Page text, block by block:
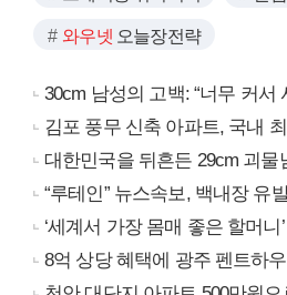
와우넷 오늘장전략
30cm 남성의 고백: “너무 커서
김포 풍무 신축 아파트, 국내
대한민국을 뒤흔든 29cm 괴물
“루테인” 뉴스속보, 백내장 유
‘세계서 가장 몸매 좋은 할머니
8억 상당 혜택에 광주 펜트하